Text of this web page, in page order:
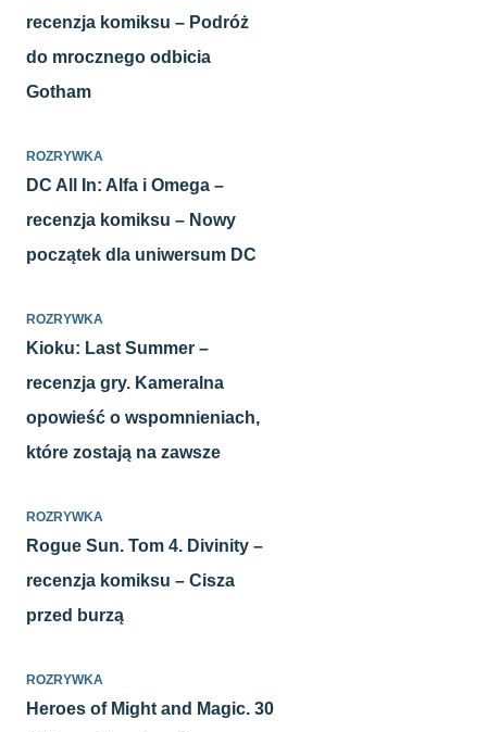
recenzja komiksu – Podróż
do mrocznego odbicia
Gotham
ROZRYWKA
DC All In: Alfa i Omega –
recenzja komiksu – Nowy
początek dla uniwersum DC
ROZRYWKA
Kioku: Last Summer –
recenzja gry. Kameralna
opowieść o wspomnieniach,
które zostają na zawsze
ROZRYWKA
Rogue Sun. Tom 4. Divinity –
recenzja komiksu – Cisza
przed burzą
ROZRYWKA
Heroes of Might and Magic. 30